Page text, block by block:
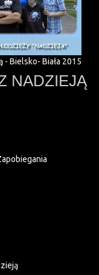
Bielsko- Biała 2015
NADZIEJĄ